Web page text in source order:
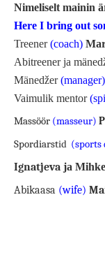
Nimeliselt mainin
Here I bring out
Treener(coach)
Abitreener ja
Mänedžer(manager)
Vaimulik mentor
Massöör (masseur)
Spordiarstid (sports
Ignatjeva ja
Abikaasa (wife)